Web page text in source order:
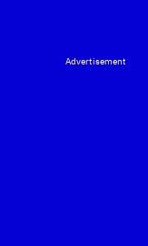
Advertisement